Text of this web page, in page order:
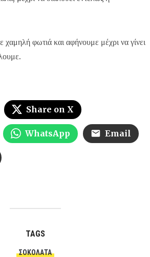
χαμηλή φωτιά και αφήνουμε μέχρι να γίνει
Share on X
WhatsApp Email
TAGS
ΣΟΚΟΛΆΤΑ